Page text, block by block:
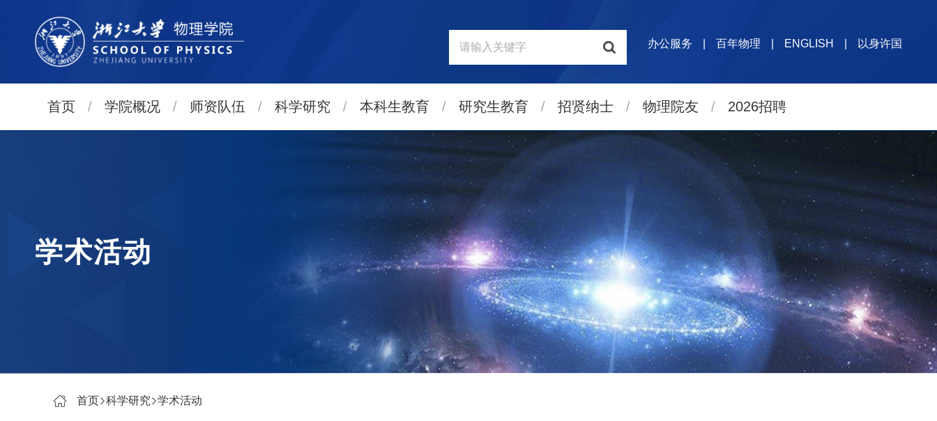
办公服务 百年物理 ENGLISH 以身许国
首页 / 学院概况 / 师资队伍 / 科学研究 / 本科生教育 / 研究生教育 / 招贤纳士 / 物理院友 / 2026招聘
学术活动
首页 科学研究 学术活动